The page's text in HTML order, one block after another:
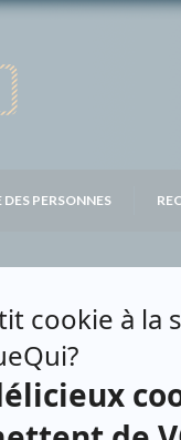
DES PERSONNES